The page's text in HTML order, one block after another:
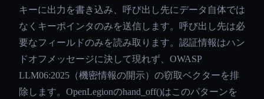
キーに出力を書き込み、呼び出し先にデータ自体では
なくキーポインタのみを送信します。呼び出し先は必
要なフィールドのみを読み取ります。認証情報はハン
ドオフメッセージに決して現れず、OWASP
LLM06:2025（機密情報の開示）の窃取ベクターを排
除します。OpenLegionのhand_off()はこのパターンを